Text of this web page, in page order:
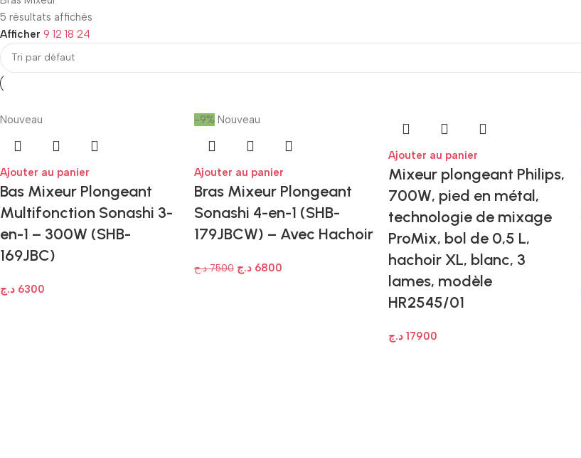
5 résultats affichés
Afficher 9 12 18 24
Nouveau
Ajouter au panier
Bas Mixeur Plongeant
Multifonction Sonashi 3-
en-1 – 300W (SHB-
169JBC)
6300 د.ج
-9% Nouveau
Ajouter au panier
Bras Mixeur Plongeant
Sonashi 4-en-1 (SHB-
179JBCW) – Avec Hachoir
7500 د.ج 6800 د.ج
Ajouter au panier
Mixeur plongeant Philips,
700W, pied en métal,
technologie de mixage
ProMix, bol de 0,5 L,
hachoir XL, blanc, 3
lames, modèle
HR2545/01
17900 د.ج